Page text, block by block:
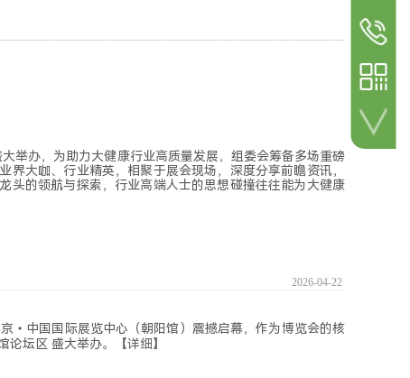
举办，为助力大健康行业高质量发展，组委会筹备多场重磅
大咖、行业精英，相聚于展会现场，深度分享前瞻资讯，
头的领航与探索，行业高端人士的思想碰撞往往能为大健康
2026-04-22
•中国国际展览中心（朝阳馆）震撼启幕，作为博览会的核
坛区 盛大举办。
【详细】
参观咨询
参展咨询
扫一扫 关注公众号！